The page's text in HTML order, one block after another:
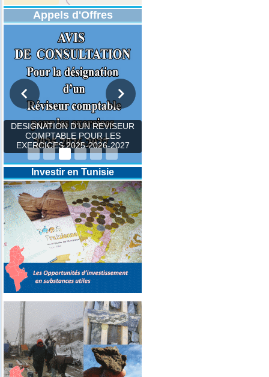
Appels d'Offres
DESIGNATION D’UN REVISEUR
COMPTABLE POUR LES
EXERCICES 2025-2026-2027
Investir en Tunisie